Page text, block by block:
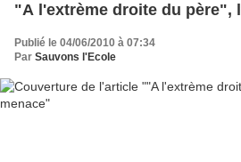
"A l'extrème droite du père",
Publié le 04/06/2010 à 07:34
Par Sauvons l'Ecole